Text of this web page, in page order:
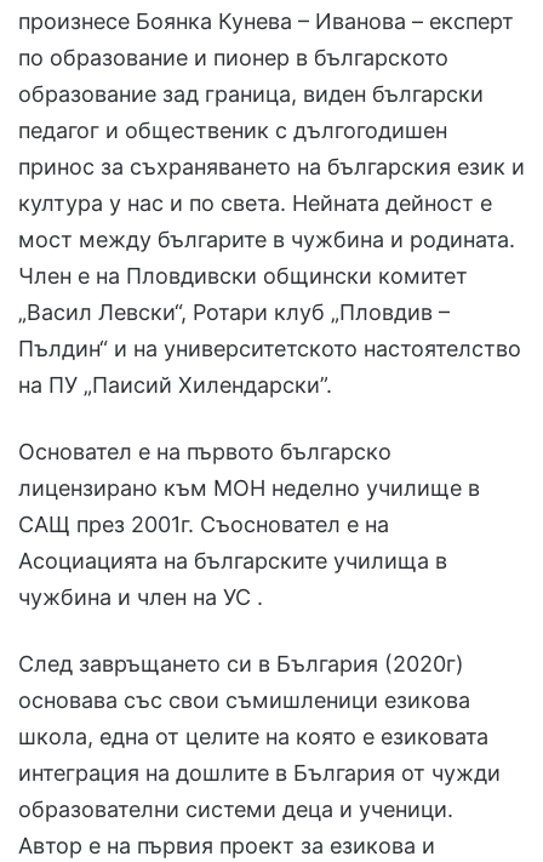
произнесе Боянка Кунева – Иванова – експерт
по образование и пионер в българското
образование зад граница, виден български
педагог и общественик с дългогодишен
принос за съхраняването на българския език и
култура у нас и по света. Нейната дейност е
мост между българите в чужбина и родината.
Член е на Пловдивски общински комитет
„Васил Левски“, Ротари клуб „Пловдив –
Пълдин“ и на университетското настоятелство
на ПУ „Паисий Хилендарски”.
Основател е на първото българско
лицензирано към МОН неделно училище в
САЩ през 2001г. Съосновател е на
Асоциацията на българските училища в
чужбина и член на УС .
След завръщането си в България (2020г)
основава със свои съмишленици езикова
школа, една от целите на която е езиковата
интеграция на дошлите в България от чужди
образователни системи деца и ученици.
Автор e на първия проект за езикова и